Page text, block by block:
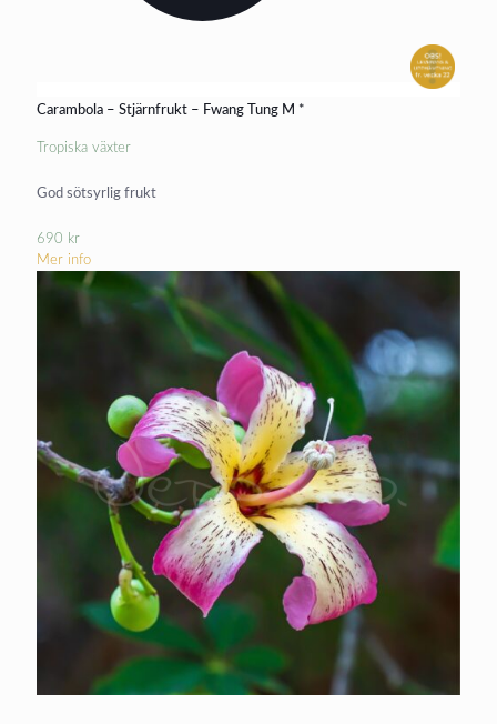
Carambola – Stjärnfrukt – Fwang Tung M *
Tropiska växter
God sötsyrlig frukt
690 kr
Mer info